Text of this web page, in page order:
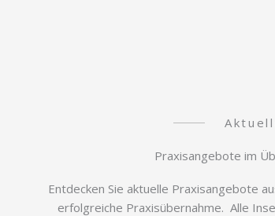
Praxisangebote im
Entdecken Sie aktuelle Praxisangebote
erfolgreiche Praxisübernahme. Alle